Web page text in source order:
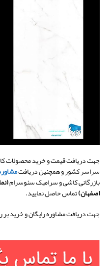
جهت دریافت قیمت و خرید محصولات
سراسر کشور و همچنین دریافت
بازرگانی کاشی و سرامیک سئوسرام(
اصفهان)تماس حاصل نمایید.
جهت دریافت مشاوره رایگان و خرید بر